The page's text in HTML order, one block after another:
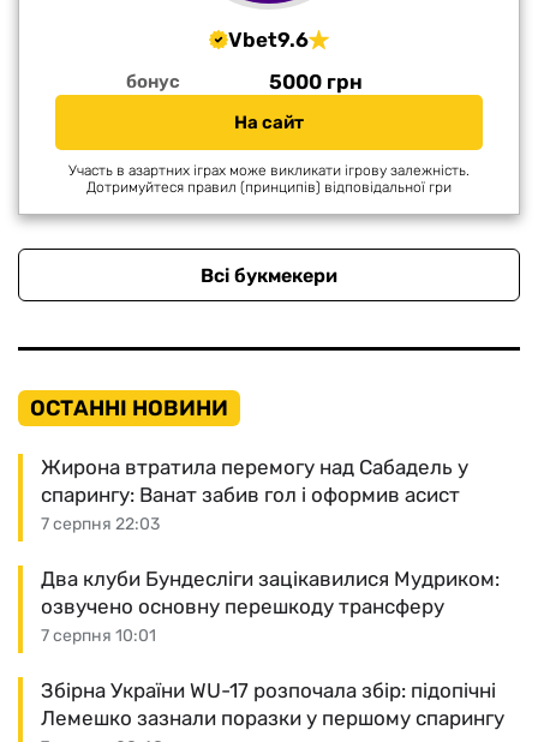
Vbet9.6
бонус 5000 грн
На сайт
Участь в азартних іграх може викликати ігрову залежність.
Дотримуйтеся правил (принципів) відповідальної гри
Всі букмекери
ОСТАННІ НОВИНИ
7 серпня 22:03
Жирона втратила перемогу над Сабадель у
спарингу: Ванат забив гол і оформив асист
7 серпня 10:01
Два клуби Бундесліги зацікавилися Мудриком:
озвучено основну перешкоду трансферу
Збірна України WU-17 розпочала збір: підопічні
Лемешко зазнали поразки у першому спарингу